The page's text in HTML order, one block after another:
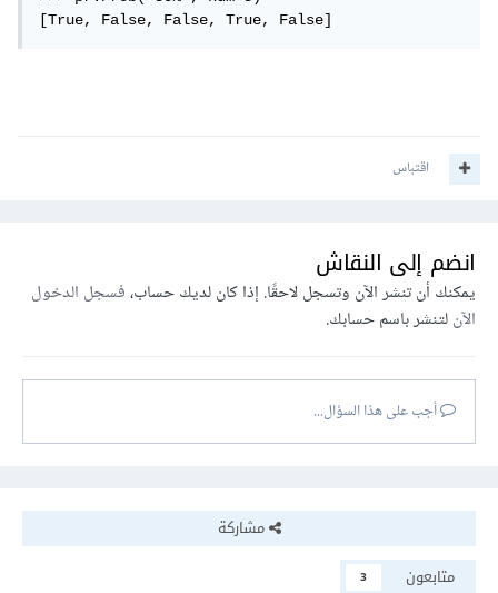
[True, False, False, True, False]
اقتباس
انضم إلى النقاش
يمكنك أن تنشر الآن وتسجل لاحقًا. إذا كان لديك حساب،فسجل الدخول
الآنلتنشر باسم حسابك.
أجب على هذا السؤال...
مشاركة
متابعون
3